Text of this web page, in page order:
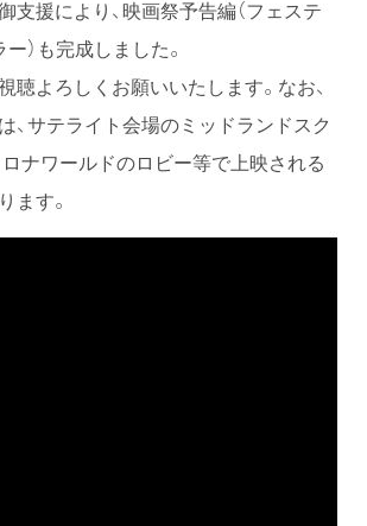
援により、映画祭予告編（フェステ
）も完成しました。
聴よろしくお願いいたします。なお、
、サテライト会場のミッドランドスク
ナワールドのロビー等で上映される
ます。